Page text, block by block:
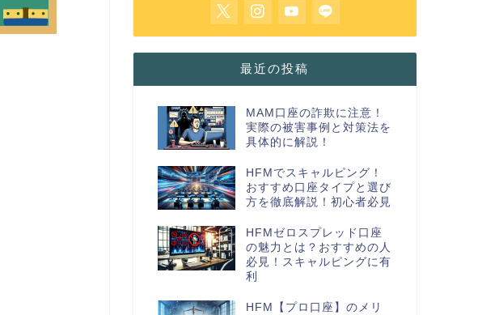
最近の投稿
MAM口座の詐欺に注意！
実際の被害事例と対策法を
具体的に解説！
HFMでスキャルピング！
おすすめ口座タイプと選び
方を徹底解説！初心者必見
HFMゼロスプレッド口座
の魅力とは？おすすめの人
必見！スキャルピングに有
利
HFM【プロ口座】のメリ